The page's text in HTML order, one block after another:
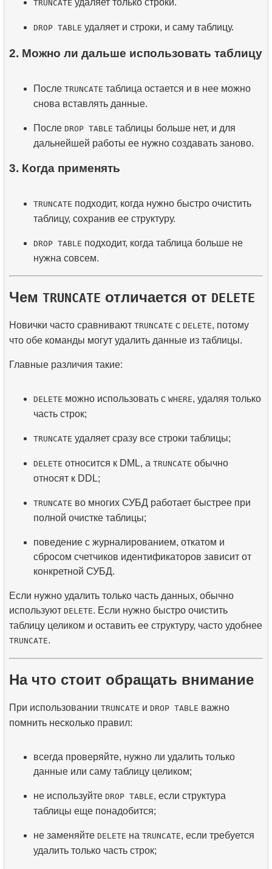
TRUNCATE удаляет только строки.
DROP TABLE удаляет и строки, и саму таблицу.
2. Можно ли дальше использовать таблицу
После TRUNCATE таблица остается и в нее можно
снова вставлять данные.
После DROP TABLE таблицы больше нет, и для
дальнейшей работы ее нужно создавать заново.
3. Когда применять
TRUNCATE подходит, когда нужно быстро очистить
таблицу, сохранив ее структуру.
DROP TABLE подходит, когда таблица больше не
нужна совсем.
Чем TRUNCATE отличается от DELETE
Новички часто сравнивают TRUNCATE с DELETE, потому
что обе команды могут удалить данные из таблицы.
Главные различия такие:
DELETE можно использовать с WHERE, удаляя только
часть строк;
TRUNCATE удаляет сразу все строки таблицы;
DELETE относится к DML, а TRUNCATE обычно
относят к DDL;
TRUNCATE во многих СУБД работает быстрее при
полной очистке таблицы;
поведение с журналированием, откатом и
сбросом счетчиков идентификаторов зависит от
конкретной СУБД.
Если нужно удалить только часть данных, обычно
используют DELETE. Если нужно быстро очистить
таблицу целиком и оставить ее структуру, часто удобнее
TRUNCATE.
На что стоит обращать внимание
При использовании TRUNCATE и DROP TABLE важно
помнить несколько правил:
всегда проверяйте, нужно ли удалить только
данные или саму таблицу целиком;
не используйте DROP TABLE, если структура
таблицы еще понадобится;
не заменяйте DELETE на TRUNCATE, если требуется
удалить только часть строк;